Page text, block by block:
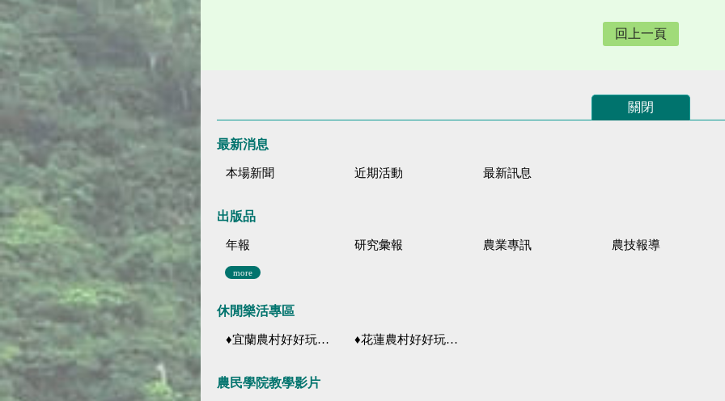
回上一頁
關閉
最新消息
本場新聞 近期活動 最新訊息
出版品
年報 研究彙報 農業專訊 農技報導
more
休閒樂活專區
♦宜蘭農村好好玩 ♦「農、藝、山、水」四條遊程推薦 ♦花蓮農村好好玩♦「原、生、慢、活」四條遊程推薦
農民學院教學影片